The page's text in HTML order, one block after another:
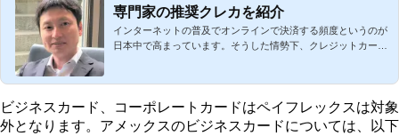
専門家の推奨クレカを紹介
インターネットの普及でオンラインで決済する頻度というのが
日本中で高まっています。そうした情勢下、クレジットカード
ビジネスカード、コーポレートカードはペイフレックスは対象
外となります。アメックスのビジネスカードについては、以下